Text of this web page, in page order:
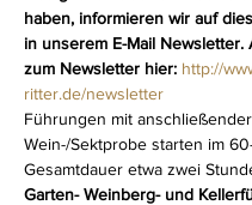
haben, informieren wir auf
in unserem E-Mail Newsletter.
zum Newsletter hier: http://
ritter.de/newsletter
Führungen mit anschließender
Wein-/Sektprobe starten im
Gesamtdauer etwa zwei
Garten- Weinberg- und